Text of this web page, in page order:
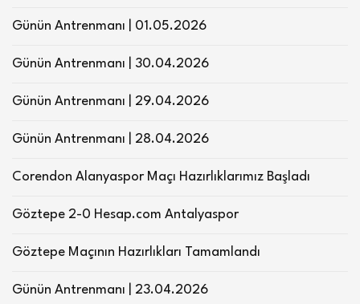
Günün Antrenmanı | 01.05.2026
Günün Antrenmanı | 30.04.2026
Günün Antrenmanı | 29.04.2026
Günün Antrenmanı | 28.04.2026
Corendon Alanyaspor Maçı Hazırlıklarımız Başladı
Göztepe 2-0 Hesap.com Antalyaspor
Göztepe Maçının Hazırlıkları Tamamlandı
Günün Antrenmanı | 23.04.2026